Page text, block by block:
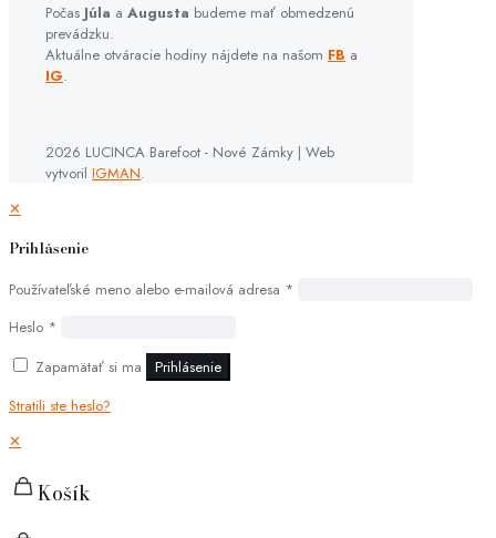
Počas Júla a Augusta budeme mať obmedzenú
prevádzku.
Aktuálne otváracie hodiny nájdete na našom FB a
IG.
2026 LUCINCA Barefoot - Nové Zámky | Web
vytvoril IGMAN.
✕
Prihlásenie
Používateľské meno alebo e-mailová adresa *
Heslo *
Zapamätať si ma
Prihlásenie
Stratili ste heslo?
✕
Košík